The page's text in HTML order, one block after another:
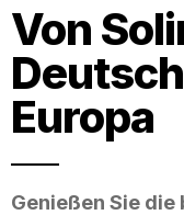
Von
Europa
Genießen Sie